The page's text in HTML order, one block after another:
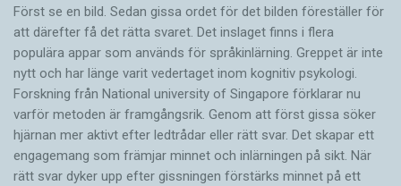
Först se en bild. Sedan gissa ordet för det bilden föreställer för
att därefter få det rätta svaret. Det inslaget finns i flera
populära appar som används för språkinlärning. Greppet är inte
nytt och har länge varit vedertaget inom kognitiv psykologi.
Forskning från National university of Singa­pore förklarar nu
varför metoden är framgångsrik. Genom att först gissa ­söker
hjärnan mer aktivt ­efter ledtrådar eller rätt svar. Det skapar ett
engagemang som främjar minnet och inlärningen på sikt. När
rätt svar dyker upp efter gissningen förstärks minnet på ett